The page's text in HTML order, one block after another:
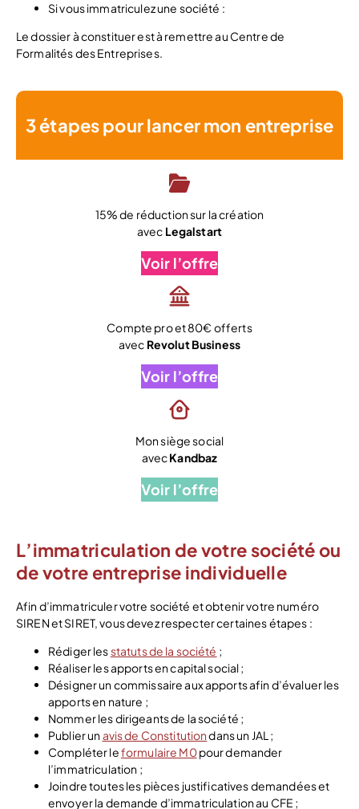
Si vous immatriculez une société :
Le dossier à constituer est à remettre au Centre de
Formalités des Entreprises.
3 étapes pour lancer mon entreprise
15% de réduction sur la création
avec Legalstart
Voir l’offre
Compte pro et 80€ offerts
avec Revolut Business
Voir l’offre
Mon siège social
avecKandbaz
Voir l’offre
L’immatriculation de votre société ou
de votre entreprise individuelle
Afin d’immatriculer votre société et obtenir votre numéro
SIREN et SIRET, vous devez respecter certaines étapes :
Rédiger lesstatuts de la société ;
Réaliser les apports en capital social ;
Désigner un commissaire aux apports afin d’évaluer les
apports en nature ;
Nommer les dirigeants de la société ;
Publier unavis de Constitutiondans un JAL ;
Compléter leformulaire M0pour demander
l’immatriculation ;
Joindre toutes les pièces justificatives demandées et
envoyer la demande d’immatriculation au CFE ;